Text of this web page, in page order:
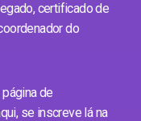
certificado de
do
de
se inscreve lá na